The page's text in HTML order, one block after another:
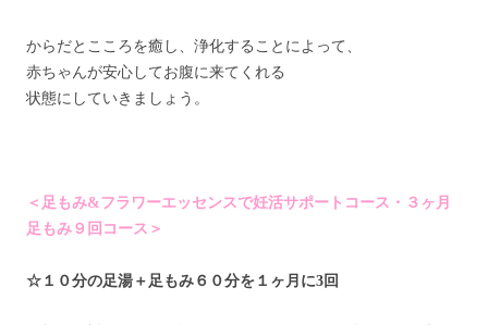
からだとこころを癒し、浄化することによって、
赤ちゃんが安心してお腹に来てくれる
状態にしていきましょう。
＜足もみ&フラワーエッセンスで妊活サポートコース・３ヶ月
足もみ９回コース＞
☆１０分の足湯＋足もみ６０分を１ヶ月に3回